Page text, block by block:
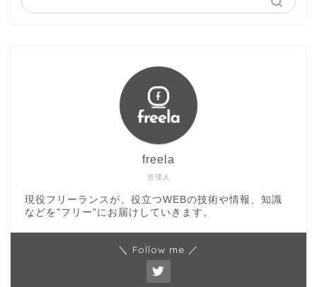
管理人
freela
現役フリーランスが、役立つWEBの技術や情報、知識
などを"フリー"にお届けしていきます。
＼ Follow me ／